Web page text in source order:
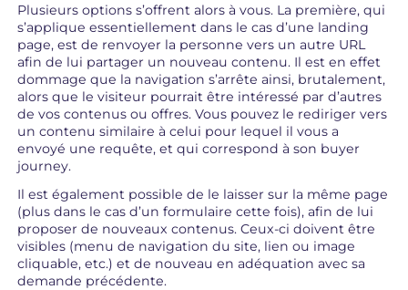
Plusieurs options s’offrent alors à vous. La première, qui
s’applique essentiellement dans le cas d’une landing
page, est de renvoyer la personne vers un autre URL
afin de lui partager un nouveau contenu. Il est en effet
dommage que la navigation s’arrête ainsi, brutalement,
alors que le visiteur pourrait être intéressé par d’autres
de vos contenus ou offres. Vous pouvez le rediriger vers
un contenu similaire à celui pour lequel il vous a
envoyé une requête, et qui correspond à son buyer
journey.
Il est également possible de le laisser sur la même page
(plus dans le cas d’un formulaire cette fois), afin de lui
proposer de nouveaux contenus. Ceux-ci doivent être
visibles (menu de navigation du site, lien ou image
cliquable, etc.) et de nouveau en adéquation avec sa
demande précédente.